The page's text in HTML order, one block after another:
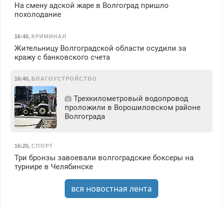
На смену адской жаре в Волгоград пришло
похолодание
16:40, КРИМИНАЛ
Жительницу Волгоградской области осудили за
кражу с банковского счета
16:40, БЛАГОУСТРОЙСТВО
Трехкилометровый водопровод
проложили в Ворошиловском районе
Волгограда
16:20, СПОРТ
Три бронзы завоевали волгоградские боксеры на
турнире в Челябинске
вся новостная лента